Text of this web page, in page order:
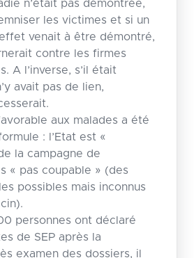
n’était pas démontrée,
les victimes et si un
venait à être démontré,
contre les firmes
A l’inverse, s’il était
avait pas de lien,
aux malades a été
: l’Etat est «
la campagne de
« pas coupable » (des
possibles mais inconnus
personnes ont déclaré
de SEP après la
examen des dossiers, il